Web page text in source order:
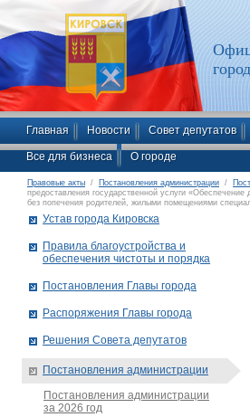
Главная Новости Совет депутатов
Все для бизнеса О городе
Правовые акты / Постановления администрации /
предоставления государственной услуги
без попечения родителей, жилыми помещениями
Устав города Кировска
Правила благоустройства и
обеспечения чистоты и порядка
Постановления Главы города
Распоряжения Главы города
Решения Совета депутатов
Постановления администрации
Постановления администрации
за 2026 год